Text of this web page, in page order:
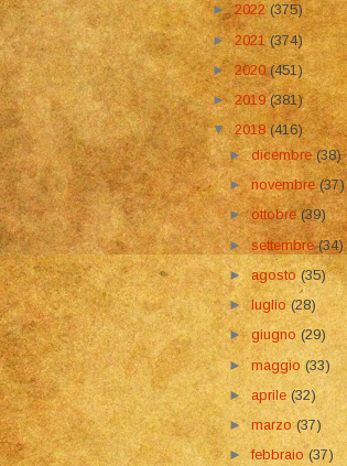
►2022 (375)
►2021(374)
►2020(451)
►2019(381)
▼2018(416)
►dicembre(38)
►novembre(37)
►ottobre(39)
►settembre(34)
►agosto(35)
►luglio(28)
►giugno(29)
►maggio(33)
►aprile(32)
►marzo(37)
►febbraio(37)